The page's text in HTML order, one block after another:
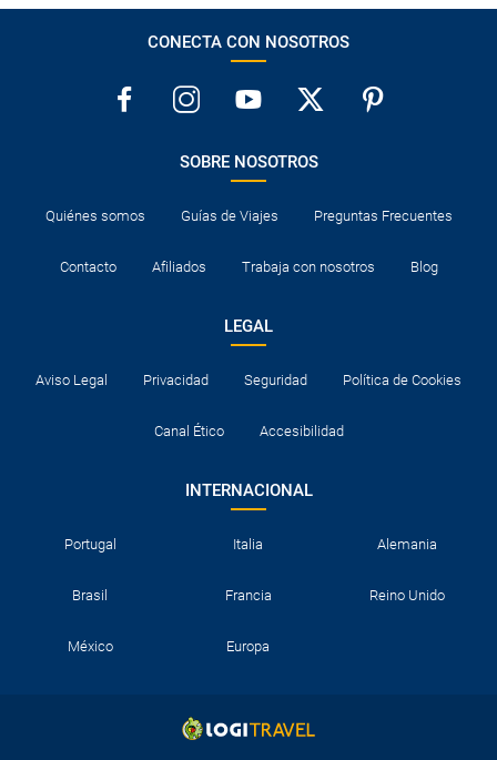
CONECTA CON NOSOTROS
SOBRE NOSOTROS
Quiénes somos Guías de Viajes Preguntas Frecuentes
Contacto Afiliados Trabaja con nosotros Blog
LEGAL
Aviso Legal Privacidad Seguridad Política de Cookies
Canal Ético Accesibilidad
INTERNACIONAL
Portugal Italia Alemania
Brasil Francia Reino Unido
México Europa